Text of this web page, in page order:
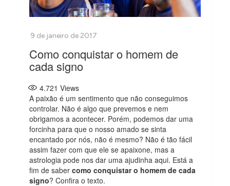
Como conquistar o homem de
cada signo
4.721 Views
A paixão é um sentimento que não conseguimos
controlar. Não é algo que prevemos e nem
obrigamos a acontecer. Porém, podemos dar uma
forcinha para que o nosso amado se sinta
encantado por nós, não é mesmo? Não é tão fácil
assim fazer com que ele se apaixone, mas a
astrologia pode nos dar uma ajudinha aqui. Está a
fim de sabercomo conquistar o homem de cada
signo? Confira o texto.